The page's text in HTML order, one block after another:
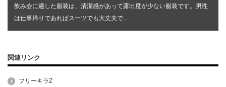
飲み会に適した服装は、清潔感があって露出度が少ない服装です。男性
は仕事帰りであればスーツでも大丈夫で…
関連リンク
フリーキラZ